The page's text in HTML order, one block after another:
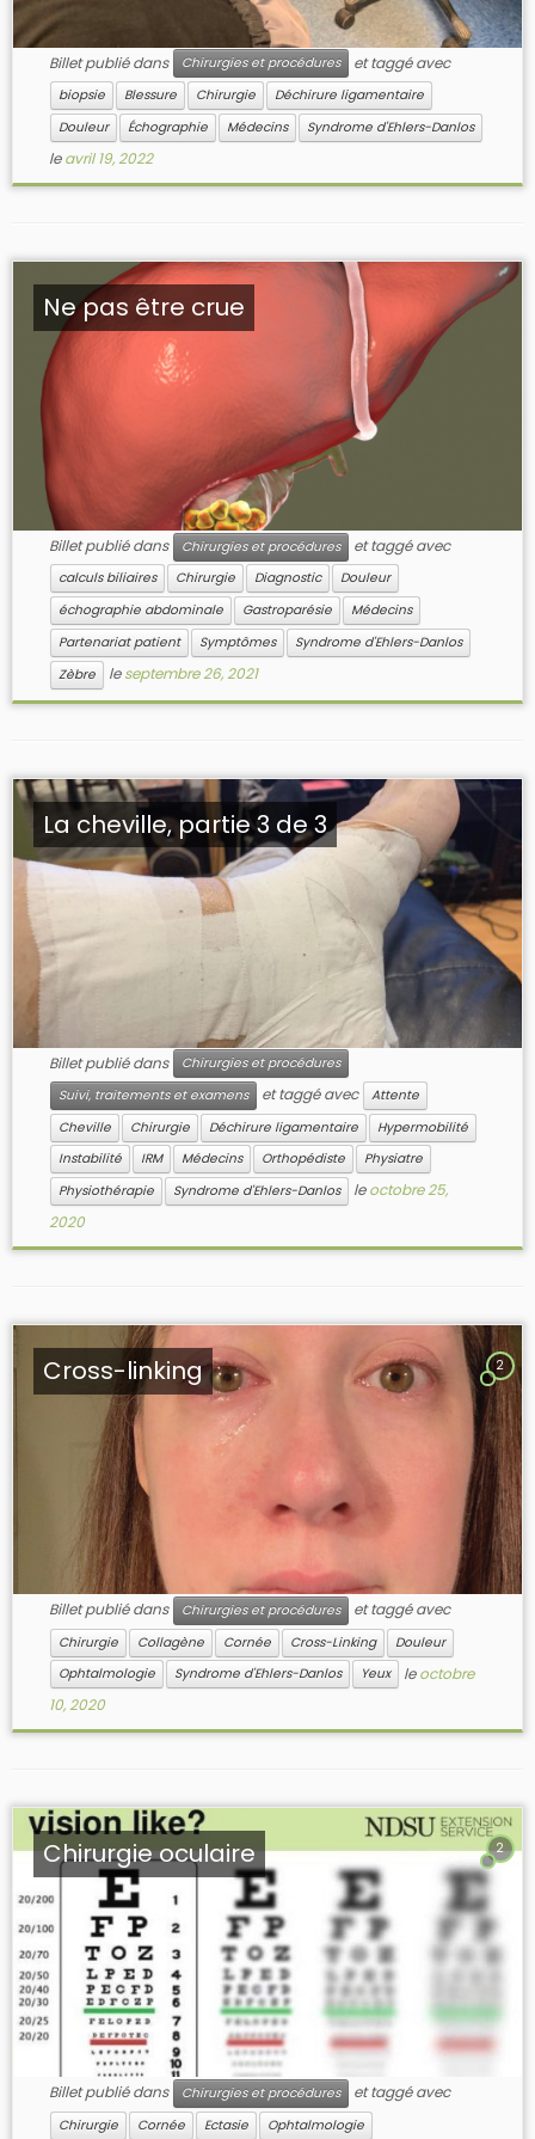
Billet publié dans Chirurgies et procédures et taggé avec
biopsie Blessure Chirurgie
Déchirure ligamentaire
Douleur
Échographie Médecins Syndrome d'Ehlers-Danlos
leavril 19, 2022
Ne pas être crue
Billet publié dans Chirurgies et procédures et taggé avec
calculs biliaires Chirurgie Diagnostic
Douleur
échographie abdominale
Gastroparésie
Médecins
Partenariat patient
Symptômes
Syndrome d'Ehlers-Danlos
Zèbre
leseptembre 26, 2021
La cheville, partie 3 de 3
Billet publié dans
Chirurgies et procédures
Suivi, traitements et examens
et taggé avec
Attente
Cheville
Chirurgie Déchirure ligamentaire
Hypermobilité
Instabilité
IRM Médecins Orthopédiste
Physiatre
Physiothérapie
Syndrome d'Ehlers-Danlos leoctobre 25,
2020
2
Cross-linking
Billet publié dans Chirurgies et procédures et taggé avec
Chirurgie Collagène Cornée Cross-Linking
Douleur
Ophtalmologie
Syndrome d'Ehlers-Danlos Yeux leoctobre
10, 2020
2
Chirurgie oculaire
Billet publié dans Chirurgies et procédures et taggé avec
Chirurgie Cornée Ectasie Ophtalmologie